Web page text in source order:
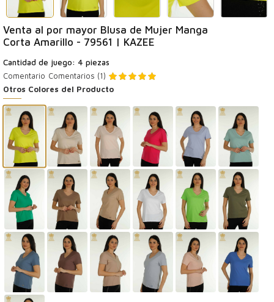
Venta al por mayor Blusa de Mujer Manga
Corta Amarillo - 79561 | KAZEE
Cantidad de juego: 4 piezas
Comentario Comentarios (1)
Otros Colores del Producto